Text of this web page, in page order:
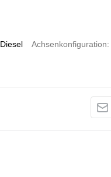
Diesel Achsenkonfiguration